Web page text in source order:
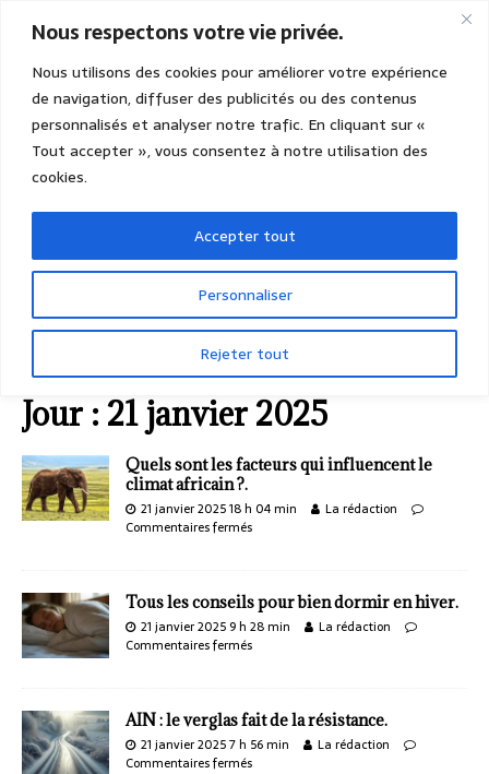
Nous respectons votre vie privée.
Nous utilisons des cookies pour améliorer votre expérience
de navigation, diffuser des publicités ou des contenus
personnalisés et analyser notre trafic. En cliquant sur «
Tout accepter », vous consentez à notre utilisation des
cookies.
Personnaliser
Rejeter tout
Accepter tout
JANVIER
Jour :21 janvier 2025
Quels sont les facteurs qui influencent le
climat africain ?.
21 janvier 2025 18 h 04 min
La rédaction
Commentaires fermés
Tous les conseils pour bien dormir en hiver.
21 janvier 2025 9 h 28 min
La rédaction
Commentaires fermés
AIN : le verglas fait de la résistance.
21 janvier 2025 7 h 56 min
La rédaction
Commentaires fermés